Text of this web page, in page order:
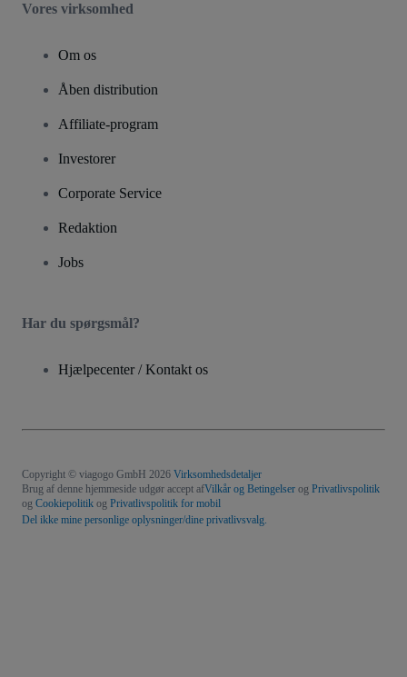
Vores virksomhed
Om os
Åben distribution
Affiliate-program
Investorer
Corporate Service
Redaktion
Jobs
Har du spørgsmål?
Hjælpecenter / Kontakt os
Copyright © viagogo GmbH 2026 Virksomhedsdetaljer
Brug af denne hjemmeside udgør accept afVilkår og Betingelser og Privatlivspolitik
og Cookiepolitik og Privatlivspolitik for mobil
Del ikke mine personlige oplysninger/dine privatlivsvalg.